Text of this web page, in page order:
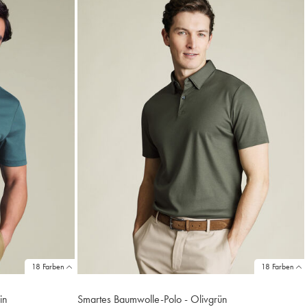
18 Farben 18 Farben
Smartes Baumwolle-Polo - Olivgrün